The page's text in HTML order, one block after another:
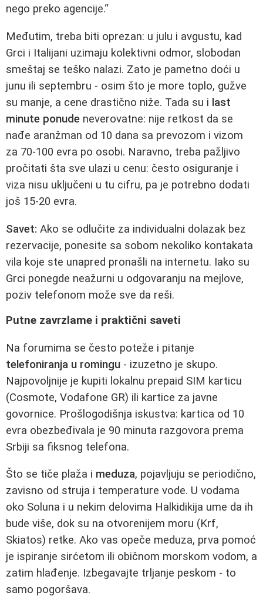
nego preko agencije.“
Međutim, treba biti oprezan: u julu i avgustu, kad
Grci i Italijani uzimaju kolektivni odmor, slobodan
smeštaj se teško nalazi. Zato je pametno doći u
junu ili septembru - osim što je more toplo, gužve
su manje, a cene drastično niže. Tada su i last
minute ponude neverovatne: nije retkost da se
nađe aranžman od 10 dana sa prevozom i vizom
za 70-100 evra po osobi. Naravno, treba pažljivo
pročitati šta sve ulazi u cenu: često osiguranje i
viza nisu uključeni u tu cifru, pa je potrebno dodati
još 15-20 evra.
Savet: Ako se odlučite za individualni dolazak bez
rezervacije, ponesite sa sobom nekoliko kontakata
vila koje ste unapred pronašli na internetu. Iako su
Grci ponegde neažurni u odgovaranju na mejlove,
poziv telefonom može sve da reši.
Putne zavrzlame i praktični saveti
Na forumima se često poteže i pitanje
telefoniranja u romingu - izuzetno je skupo.
Najpovoljnije je kupiti lokalnu prepaid SIM karticu
(Cosmote, Vodafone GR) ili kartice za javne
govornice. Prošlogodišnja iskustva: kartica od 10
evra obezbeđivala je 90 minuta razgovora prema
Srbiji sa fiksnog telefona.
Što se tiče plaža i meduza, pojavljuju se periodično,
zavisno od struja i temperature vode. U vodama
oko Soluna i u nekim delovima Halkidikija ume da ih
bude više, dok su na otvorenijem moru (Krf,
Skiatos) retke. Ako vas opeče meduza, prva pomoć
je ispiranje sirćetom ili običnom morskom vodom, a
zatim hlađenje. Izbegavajte trljanje peskom - to
samo pogoršava.